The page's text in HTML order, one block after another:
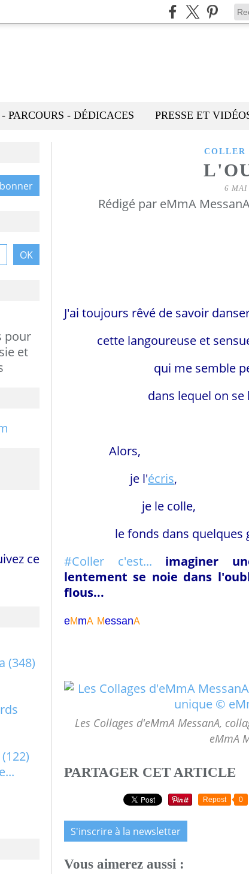
PARCOURS - DÉDICACES PRESSE ET
COLLER
6 MAI
Rédigé par eMmA
J'ai toujours rêvé de savoir
cette langoureuse et
qui me semble
dans lequel on se love
... se
Alors,
je l'écris,
je le colle,
le fonds dans quelques
#Coller c'est...
imaginer
lentement se noie dans
flous...
eMmA MessanA
Les Collages d'eMmA MessanA,
eMmA
PARTAGER CET ARTICLE
Repost 0
S'inscrire à la newsletter
Vous aimerez aussi :
pour
et
(348)
(122)
ce